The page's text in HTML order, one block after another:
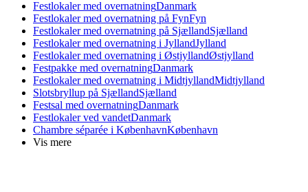
Festlokaler med overnatningDanmark
Festlokaler med overnatning på FynFyn
Festlokaler med overnatning på SjællandSjælland
Festlokaler med overnatning i JyllandJylland
Festlokaler med overnatning i ØstjyllandØstjylland
Festpakke med overnatningDanmark
Festlokaler med overnatning i MidtjyllandMidtjylland
Slotsbryllup på SjællandSjælland
Festsal med overnatningDanmark
Festlokaler ved vandetDanmark
Chambre séparée i KøbenhavnKøbenhavn
Vis mere